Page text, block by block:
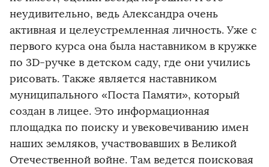
неудивительно, ведь Александра очень
активная и целеустремленная личность. Уже с
первого курса она была наставником в кружке
по 3D-ручке в детском саду, где они учились
рисовать. Также является наставником
муниципального «Поста Памяти», который
создан в лицее. Это информационная
площадка по поиску и увековечиванию имен
наших земляков, участвовавших в Великой
Отечественной войне. Там ведется поисковая